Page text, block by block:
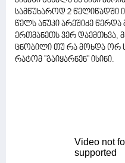
სამწუხაროდ 2 წელიწადში
წელს ანუკი არეშიძე წერდა
ერთმანეთს ვერ დაემთხვა,
ცნობილი თუ რა მოხდა ორ
რატომ ''გაიყარნენ'' ისინი.